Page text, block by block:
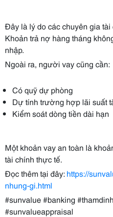
Đây là lý do các chuyên gia
Khoản trả nợ hàng tháng
nhập.
Ngoài ra, người vay cũng cần:
Có quỹ dự phòng
Dự tính trường hợp lãi suất
Kiểm soát dòng tiền dài hạn
Một khoản vay an toàn là
tài chính thực tế.
Đọc thêm tại đây: https://
nhung-gi.html
#sunvalue #banking
#sunvalueappraisal